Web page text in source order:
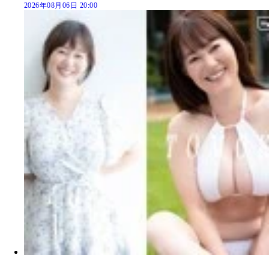
2026年08月06日 20:00